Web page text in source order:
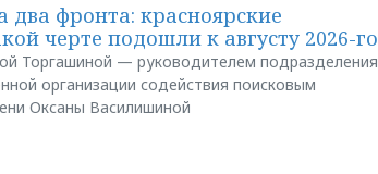
фронта: красноярские
черте подошли к августу 2026-го
Торгашиной — руководителем подразделения
организации содействия поисковым
Оксаны Василишиной